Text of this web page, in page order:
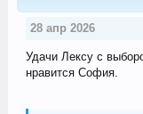
28 апр 2026
Удачи Лексу с
нравится София.